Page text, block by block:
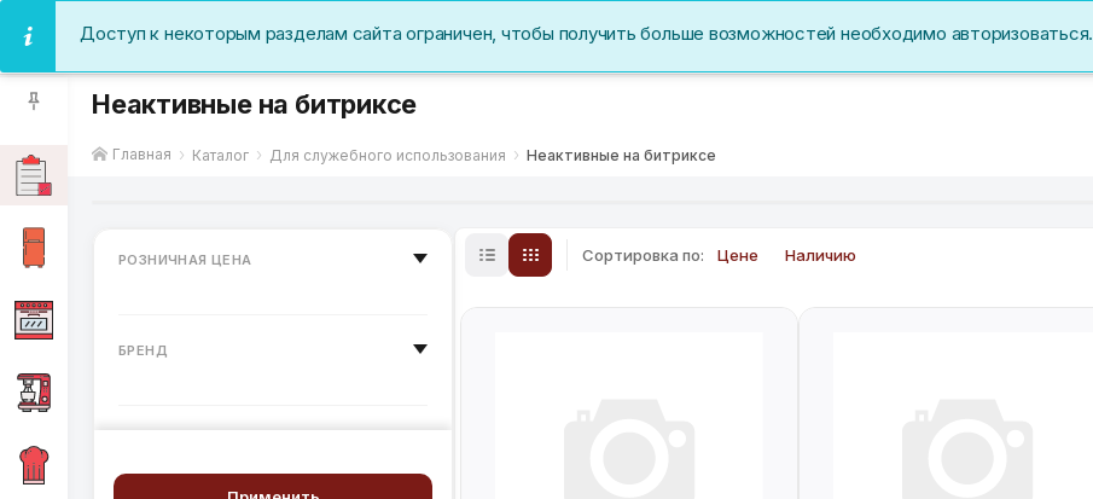
Акции Перс. данные
Неактивные на битриксе
Главная Каталог Для служебного использования Неактивные на битриксе
РОЗНИЧНАЯ ЦЕНА
БРЕНД
Сортировка по: Цене Наличию
Доступ к некоторым разделам сайта ограничен, чтобы получить больше возможностей необходимо авторизоваться.